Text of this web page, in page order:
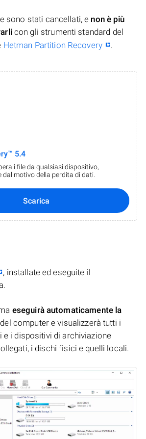
sono stati cancellati, e non è più
con gli strumenti standard del
Hetman Partition Recovery .
5.4
i file da qualsiasi dispositivo,
dal motivo della perdita di dati.
Scarica
, installate ed eseguite il
eseguirà automaticamente la
del computer e visualizzerà tutti i
e i dispositivi di archiviazione
i dischi fisici e quelli locali.